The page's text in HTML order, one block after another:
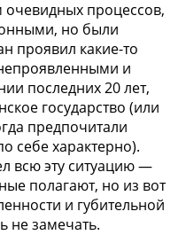
очевидных процессов,
но были
проявил какие-то
и
последних 20 лет,
государство (или
предпочитали
себе характерно).
всю эту ситуацию —
полагают, но из вот
и губительной
не замечать.